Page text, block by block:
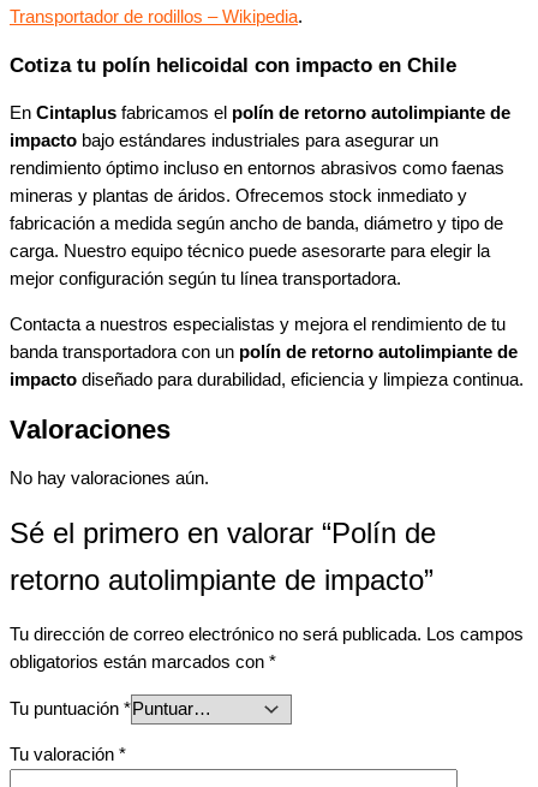
Transportador de rodillos – Wikipedia.
Cotiza tu polín helicoidal con impacto en Chile
En Cintaplus fabricamos el polín de retorno autolimpiante de
impacto bajo estándares industriales para asegurar un
rendimiento óptimo incluso en entornos abrasivos como faenas
mineras y plantas de áridos. Ofrecemos stock inmediato y
fabricación a medida según ancho de banda, diámetro y tipo de
carga. Nuestro equipo técnico puede asesorarte para elegir la
mejor configuración según tu línea transportadora.
Contacta a nuestros especialistas y mejora el rendimiento de tu
banda transportadora con un polín de retorno autolimpiante de
impacto diseñado para durabilidad, eficiencia y limpieza continua.
Valoraciones
No hay valoraciones aún.
Sé el primero en valorar “Polín de
retorno autolimpiante de impacto”
Tu dirección de correo electrónico no será publicada. Los campos
obligatorios están marcados con *
Tu puntuación *
Tu valoración *